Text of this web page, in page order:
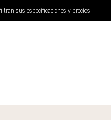
sus especificaciones y precios